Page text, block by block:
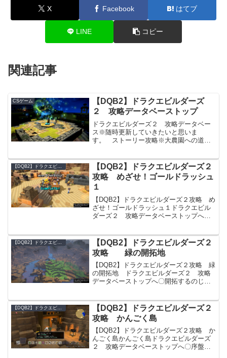
X Facebook はてブ
LINE コピー
関連記事
CSゲーム
【DQB2】ドラクエビルダーズ
２ 攻略データベーストップ
ドラクエビルダーズ２ 攻略データベー
ス※随時更新していきたいと思いま
す。 ストーリー攻略※大農園への道３
からっぽの島 緑の開拓地オッカム島編
〇オッカムる島上陸〇ゴールド...
【DQB2】ドラクエビルダーズ２ 攻略データベース
【DQB2】ドラクエビルダーズ２
攻略 めざせ！ゴールドラッシュ
１
【DQB2】ドラクエビルダーズ２攻略 め
ざせ！ゴールドラッシュ１ドラクエビル
ダーズ２ 攻略データベーストップへ※
旧しよう（０/１００％）・バーを建てよ
う（０/１００％）〇...
【DQB2】ドラクエビルダーズ２
攻略 緑の開拓地
【DQB2】ドラクエビルダーズ２攻略 緑
の開拓地 ドラクエビルダーズ２ 攻略
データベーストップへ〇開拓するのじ
板を調べる・初期の開拓レシピが開放さ
れるので達成する川を作...
【DQB2】ドラクエビルダーズ２ 攻略データベース
【DQB2】ドラクエビルダーズ２
攻略 かんごく島
【DQB2】ドラクエビルダーズ２攻略 か
んごく島かんごく島ドラクエビルダーズ
２ 攻略データベーストップへ〇序盤ス